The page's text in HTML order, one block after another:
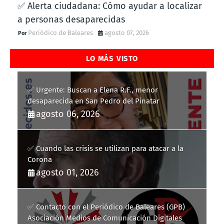
✅ Alerta ciudadana: Cómo ayudar a localizar
a personas desaparecidas
Periódico de Baleares agosto 07, 2026
LO MÁS VISTO
✅ Urgente: Buscan a Elena R.F., menor
desaparecida en San Pedro del Pinatar
agosto 06, 2026
✅ Cuando las crisis se utilizan para atacar a la
Corona
agosto 01, 2026
✅ Contacto con el Periódico de Baleares (GPB)
Asociación Medios de Comunicación Digitales